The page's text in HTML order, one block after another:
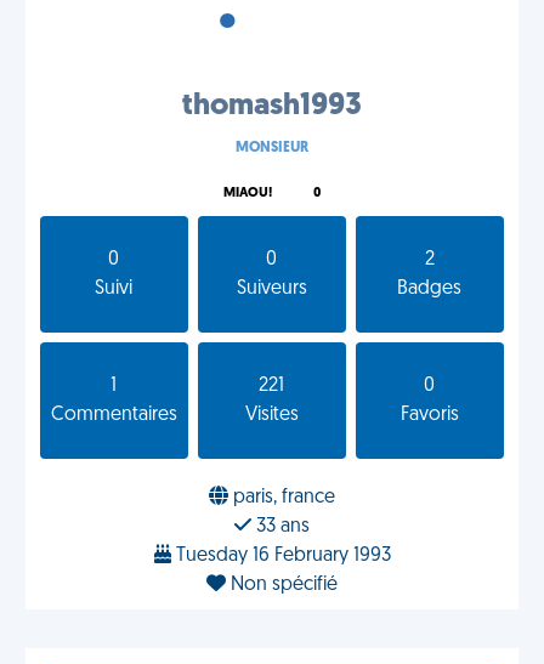
•
thomash1993
MONSIEUR
MIAOU! 0
0
Suivi
0
Suiveurs
2
Badges
Commentaires
221
Visites
0
Favoris
paris, france
33 ans
Tuesday 16 February 1993
Non spécifié